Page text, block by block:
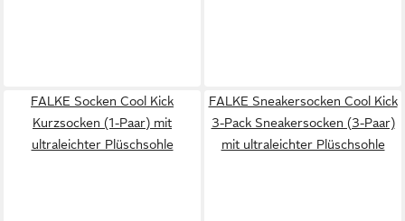
FALKE Socken Cool Kick
Kurzsocken (1-Paar) mit
ultraleichter Plüschsohle
FALKE Sneakersocken Cool Kick
3-Pack Sneakersocken (3-Paar)
mit ultraleichter Plüschsohle